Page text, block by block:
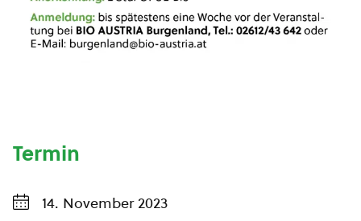
Termin
14. November 2023